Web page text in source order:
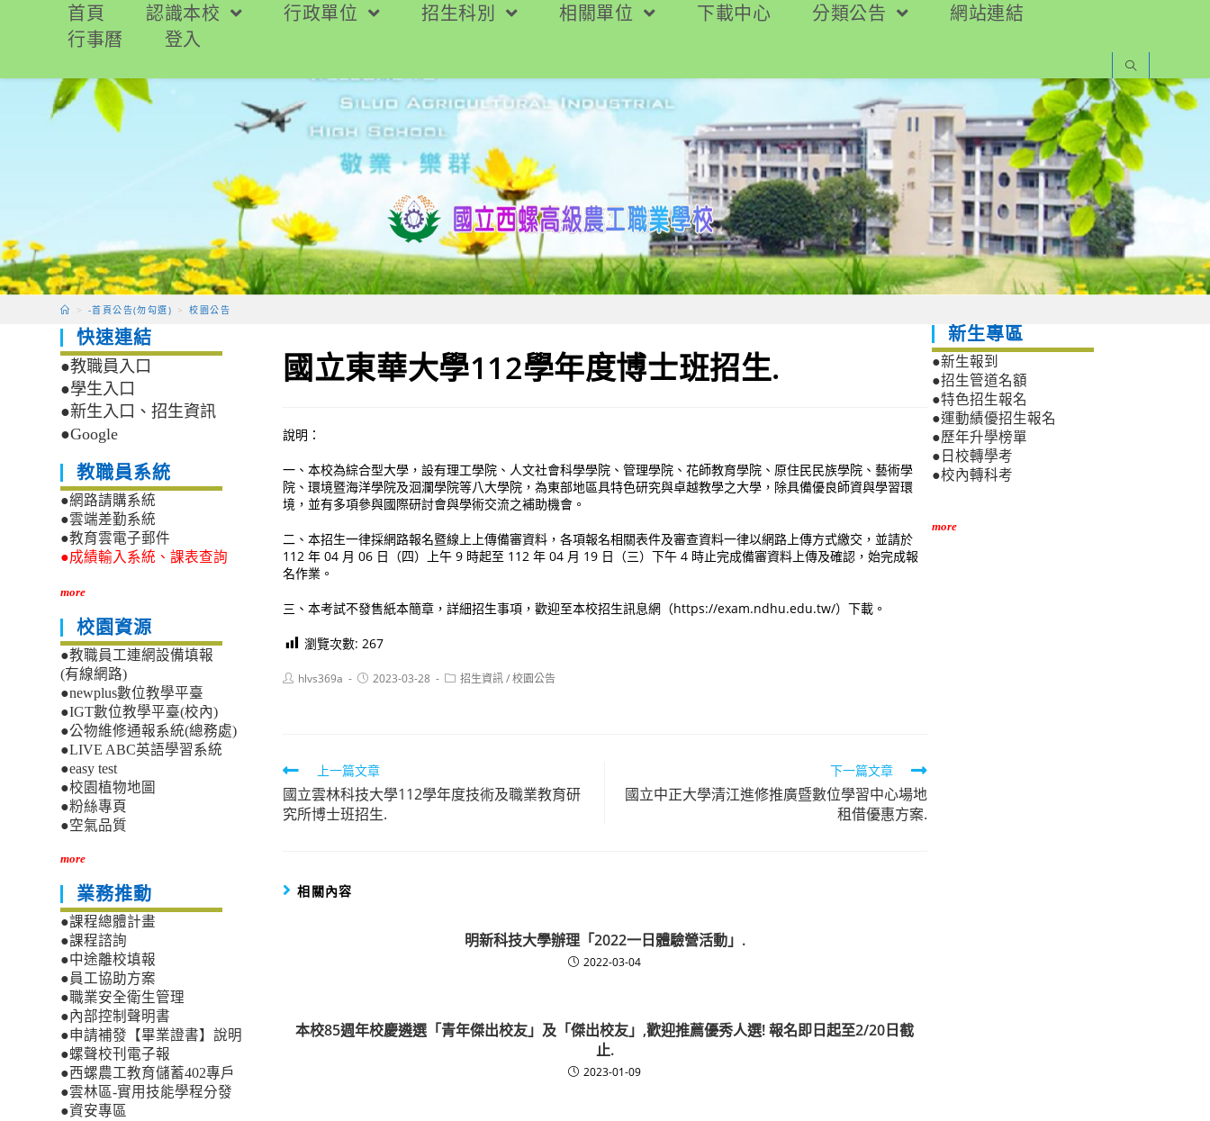
要
首頁 認識本校 行政單位 招生科別 相關單位 下載中心 分類公告
網站連結
行事曆
登入
> -首頁公告(勿勾選) > 校園公告
國立東華大學112學年度博士班招生.
說明：
一、本校為綜合型大學，設有理工學院、人文社會科學學院、管理學院、花師教育學院、原住民民族學院、藝術學
院、環境暨海洋學院及洄瀾學院等八大學院，為東部地區具特色研究與卓越教學之大學，除具備優良師資與學習環
境，並有多項參與國際研討會與學術交流之補助機會。
二、本招生一律採網路報名暨線上上傳備審資料，各項報名相關表件及審查資料一律以網路上傳方式繳交，並請於
112 年 04 月 06 日（四）上午 9 時起至 112 年 04 月 19 日（三）下午 4 時止完成備審資料上傳及確認，始完成報
名作業。
三、本考試不發售紙本簡章，詳細招生事項，歡迎至本校招生訊息網（https://exam.ndhu.edu.tw/）下載。
瀏覽次數: 267
Posthlvs369a
Post2023-03-28
Post招生資訊/校園公告
Read
more
articles
上一篇文章
國立雲林科技大學112學年度技術及職業教育研
究所博士班招生.
下一篇文章
國立中正大學清江進修推廣暨數位學習中心場地
租借優惠方案.
相關內容
明新科技大學辦理「2022一日體驗營活動」.
2022-03-04
本校85週年校慶遴選「青年傑出校友」及「傑出校友」,歡迎推薦優秀人選! 報名即日起至2/20日截
止.
2023-01-09
快速連結
●教職員入口
●學生入口
●新生入口、招生資訊
●Google
教職員系統
●網路請購系統
●雲端差勤系統
●教育雲電子郵件
●成績輸入系統、課表查詢
more
校園資源
●教職員工連網設備填報
(有線網路)
●newplus數位教學平臺
●IGT數位教學平臺(校內)
●公物維修通報系統(總務處)
●LIVE ABC英語學習系統
●easy test
●校園植物地圖
●粉絲專頁
●空氣品質
more
業務推動
●課程總體計畫
●課程諮詢
●中途離校填報
●員工協助方案
●職業安全衛生管理
●內部控制聲明書
●申請補發【畢業證書】說明
●螺聲校刊電子報
●西螺農工教育儲蓄402專戶
●雲林區-實用技能學程分發
●資安專區
新生專區
●新生報到
●招生管道名額
●特色招生報名
●運動績優招生報名
●歷年升學榜單
●日校轉學考
●校內轉科考
more